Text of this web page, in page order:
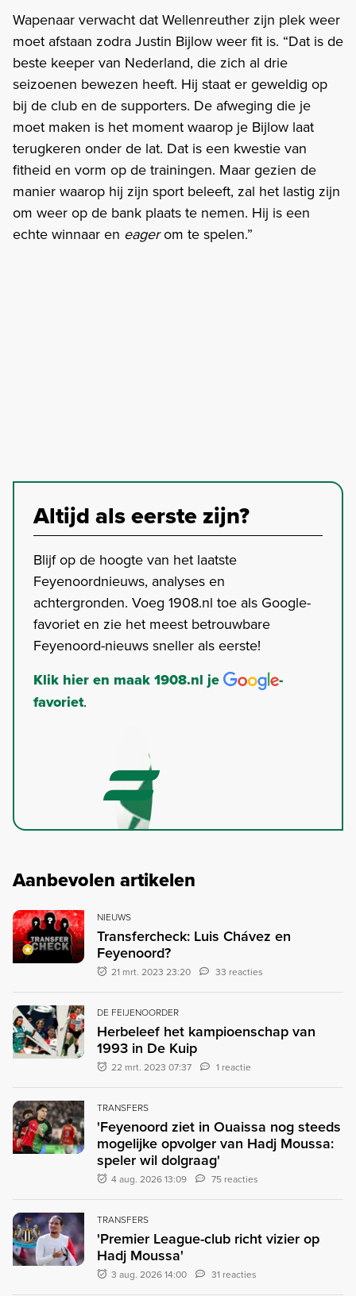
Wapenaar verwacht dat Wellenreuther zijn plek weer
moet afstaan zodra Justin Bijlow weer fit is. “Dat is de
beste keeper van Nederland, die zich al drie
seizoenen bewezen heeft. Hij staat er geweldig op
bij de club en de supporters. De afweging die je
moet maken is het moment waarop je Bijlow laat
terugkeren onder de lat. Dat is een kwestie van
fitheid en vorm op de trainingen. Maar gezien de
manier waarop hij zijn sport beleeft, zal het lastig zijn
om weer op de bank plaats te nemen. Hij is een
echte winnaar en eagerom te spelen.”
Altijd als eerste zijn?
Blijf op de hoogte van het laatste
Feyenoordnieuws, analyses en
achtergronden. Voeg 1908.nl toe als Google-
favoriet en zie het meest betrouwbare
Feyenoord-nieuws sneller als eerste!
Klik hier en maak 1908.nl je
-
favoriet.
Aanbevolen artikelen
NIEUWS
Transfercheck: Luis Chávez en
Feyenoord?
21 mrt. 2023 23:20 33 reacties
DE FEIJENOORDER
Herbeleef het kampioenschap van
1993 in De Kuip
22 mrt. 2023 07:37 1 reactie
TRANSFERS
'Feyenoord ziet in Ouaissa nog steeds
mogelijke opvolger van Hadj Moussa:
speler wil dolgraag'
4 aug. 2026 13:09 75 reacties
TRANSFERS
'Premier League-club richt vizier op
Hadj Moussa'
3 aug. 2026 14:00 31 reacties